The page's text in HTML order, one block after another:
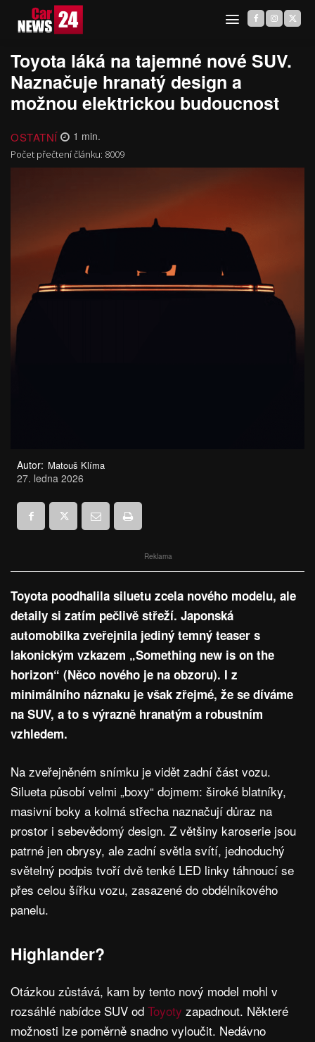
Toyota láká na tajemné nové SUV.
Naznačuje hranatý design a
možnou elektrickou budoucnost
OSTATNÍ 1 min.
Počet přečtení článku: 8009
Autor: Matouš Klíma
27. ledna 2026
Reklama
Toyota poodhalila siluetu zcela nového modelu, ale
detaily si zatím pečlivě střeží. Japonská
automobilka zveřejnila jediný temný teaser s
lakonickým vzkazem „Something new is on the
horizon“ (Něco nového je na obzoru). I z
minimálního náznaku je však zřejmé, že se díváme
na SUV, a to s výrazně hranatým a robustním
vzhledem.
Na zveřejněném snímku je vidět zadní část vozu.
Silueta působí velmi „boxy“ dojmem: široké blatníky,
masivní boky a kolmá střecha naznačují důraz na
prostor i sebevědomý design. Z většiny karoserie jsou
patrné jen obrysy, ale zadní světla svítí, jednoduchý
světelný podpis tvoří dvě tenké LED linky táhnoucí se
přes celou šířku vozu, zasazené do obdélníkového
panelu.
Highlander?
Otázkou zůstává, kam by tento nový model mohl v
rozsáhlé nabídce SUV od Toyoty zapadnout. Některé
možnosti lze poměrně snadno vyloučit. Nedávno